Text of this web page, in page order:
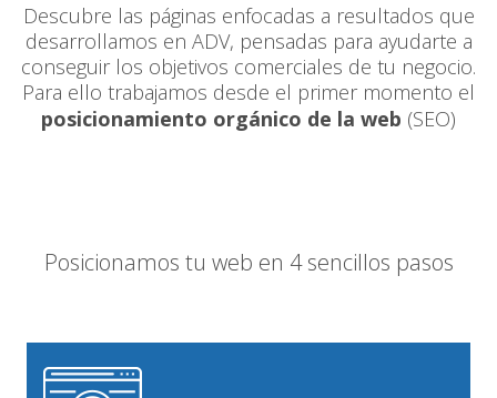
Descubre las páginas enfocadas a resultados que
desarrollamos en ADV, pensadas para ayudarte a
conseguir los objetivos comerciales de tu negocio.
Para ello trabajamos desde el primer momento el
posicionamiento orgánico de la web (SEO)
Posicionamos tu web en 4 sencillos pasos